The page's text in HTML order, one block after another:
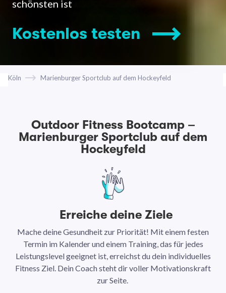
schönsten ist
Kostenlos testen
Köln Marienburger Sportclub auf dem Hockeyfeld
Outdoor Fitness Bootcamp –
Marienburger Sportclub auf dem
Hockeyfeld
Erreiche deine Ziele
Mache deine Gesundheit zur Priorität! Mit einem festen
Termin im Kalender und einem Training, das für jedes
Leistungslevel geeignet ist, erreichst du dein individuelles
Fitness Ziel. Dein Coach steht dir voller Motivationskraft
zur Seite.